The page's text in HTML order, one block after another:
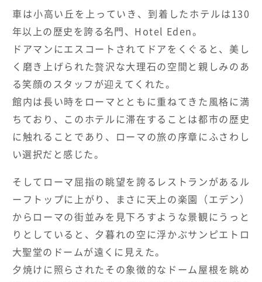
車は小高い丘を上っていき、到着したホテルは 130
年以上の歴史を誇る名門、
Hotel Eden 。
ドアマンにエスコートされてドアをくぐると、美し
く磨き上げられた贅沢な大理石の空間と親しみのあ
る笑顔のスタッフが迎えてくれた。
館内は長い時をローマとともに重ねてきた風格に満
ちており、このホテルに滞在することは都市の歴史
に触れることであり、ローマの旅の序章にふさわし
い選択だと感じた。
そしてローマ屈指の眺望を誇るレストランがあるル
ーフトップに上がり、まさに天上の楽園（エデン）
からローマの街並みを見下ろすような景観にうっと
りとしていると、夕暮れの空に浮かぶサンピエトロ
大聖堂のドームが遠くに見えた。
夕焼けに照らされたその象徴的なドーム屋根を眺め